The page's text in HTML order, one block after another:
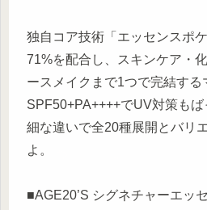
独自コア技術「エッセンスポ
71%を配合し、スキンケア・
ースメイクまで1つで完結する
SPF50+PA++++でUV対策も
細な違いで全20種展開とバリ
よ。
■AGE20’S シグネチャーエッ